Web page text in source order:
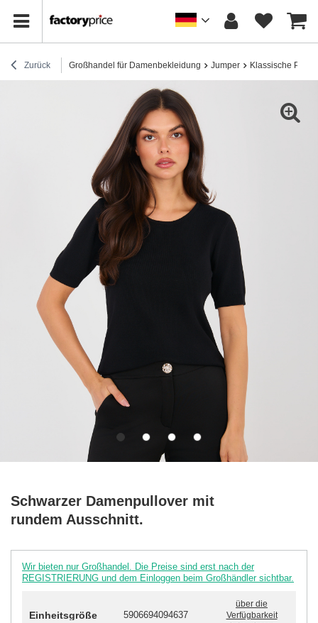
Zurück Großhandel für Damenbekleidung Jumper Klassische
Schwarzer Damenpullover mit
rundem Ausschnitt.
Wir bieten nur Großhandel. Die Preise sind erst nach der
REGISTRIERUNG und dem Einloggen beim Großhändler sichtbar.
Einheitsgröße 5906694094637
über die
Verfügbarkeit